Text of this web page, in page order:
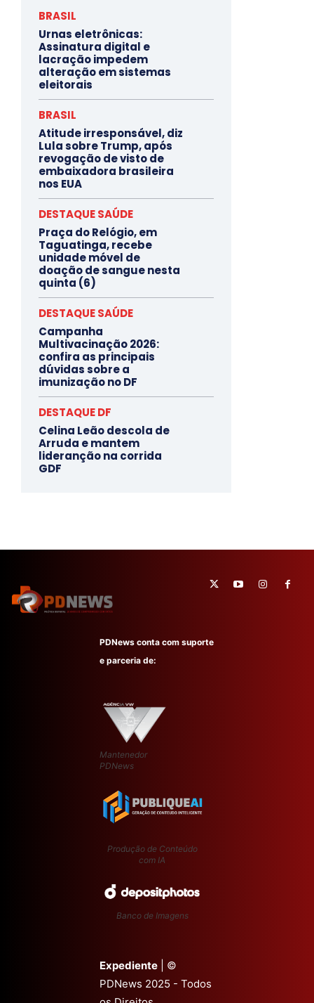
BRASIL
Urnas eletrônicas:
Assinatura digital e
lacração impedem
alteração em sistemas
eleitorais
BRASIL
Atitude irresponsável, diz
Lula sobre Trump, após
revogação de visto de
embaixadora brasileira
nos EUA
DESTAQUE SAÚDE
Praça do Relógio, em
Taguatinga, recebe
unidade móvel de
doação de sangue nesta
quinta (6)
DESTAQUE SAÚDE
Campanha
Multivacinação 2026:
confira as principais
dúvidas sobre a
imunização no DF
DESTAQUE DF
Celina Leão descola de
Arruda e mantem
lideranção na corrida
GDF
PDNews conta com suporte
e parceria de:
Mantenedor
PDNews
Produção de Conteúdo
com IA
Banco de Imagens
Expediente | ©
PDNews 2025 - Todos